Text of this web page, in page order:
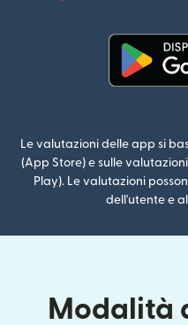
Le valutazioni delle app si
(App Store) e sulle
Play). Le valutazioni
dell'utente e
Modalità